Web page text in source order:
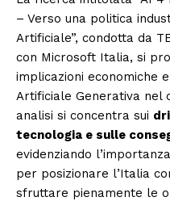
– Verso una politica
Artificiale”, condotta da
con Microsoft Italia, si
implicazioni economiche
Artificiale Generativa nel
analisi si concentra sui
tecnologia e sulle
evidenziando
per posizionare l’Italia
sfruttare pienamente le